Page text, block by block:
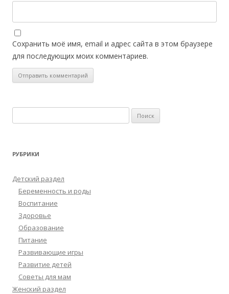
Сохранить моё имя, email и адрес сайта в этом браузере
для последующих моих комментариев.
РУБРИКИ
Детский раздел
Беременность и роды
Воспитание
Здоровье
Образование
Питание
Развивающие игры
Развитие детей
Советы для мам
Женский раздел